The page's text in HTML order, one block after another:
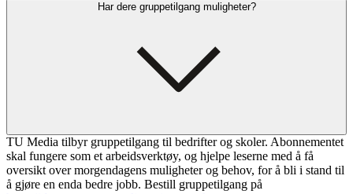
Har dere gruppetilgang muligheter?
TU Media tilbyr gruppetilgang til bedrifter og skoler. Abonnementet
skal fungere som et arbeidsverktøy, og hjelpe leserne med å få
oversikt over morgendagens muligheter og behov, for å bli i stand til
å gjøre en enda bedre jobb. Bestill gruppetilgang på